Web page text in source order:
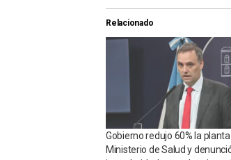
Relacionado
Gobierno redujo 60% la planta
Ministerio de Salud y